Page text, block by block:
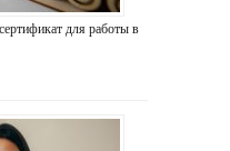
для работы в